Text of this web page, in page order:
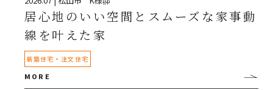
居心地のいい空間とスムーズな家事動
線を叶えた家
新築住宅 ・注文住宅
MORE